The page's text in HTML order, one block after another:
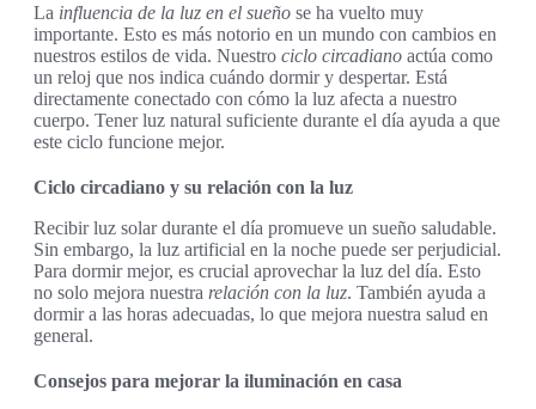
La influencia de la luz en el sueño se ha vuelto muy
importante. Esto es más notorio en un mundo con cambios en
nuestros estilos de vida. Nuestro ciclo circadiano actúa como
un reloj que nos indica cuándo dormir y despertar. Está
directamente conectado con cómo la luz afecta a nuestro
cuerpo. Tener luz natural suficiente durante el día ayuda a que
este ciclo funcione mejor.
Ciclo circadiano y su relación con la luz
Recibir luz solar durante el día promueve un sueño saludable.
Sin embargo, la luz artificial en la noche puede ser perjudicial.
Para dormir mejor, es crucial aprovechar la luz del día. Esto
no solo mejora nuestra relación con la luz. También ayuda a
dormir a las horas adecuadas, lo que mejora nuestra salud en
general.
Consejos para mejorar la iluminación en casa